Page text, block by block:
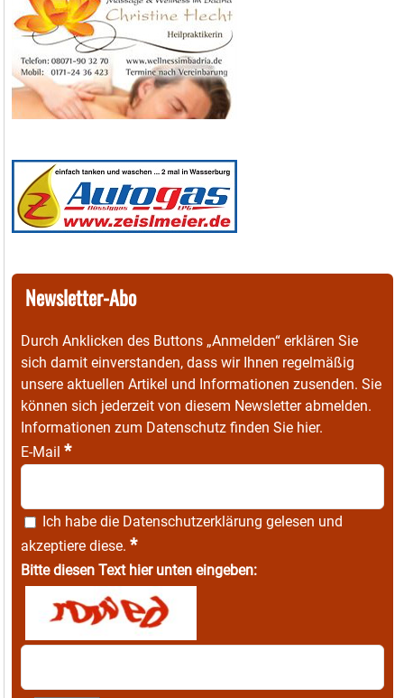
Newsletter-Abo
Durch Anklicken des Buttons „Anmelden“ erklären Sie
sich damit einverstanden, dass wir Ihnen regelmäßig
unsere aktuellen Artikel und Informationen zusenden. Sie
können sich jederzeit von diesem Newsletter abmelden.
Informationen zum Datenschutz finden Sie hier.
E-Mail *
Ich habe die Datenschutzerklärung gelesen und
akzeptiere diese. *
Bitte diesen Text hier unten eingeben: